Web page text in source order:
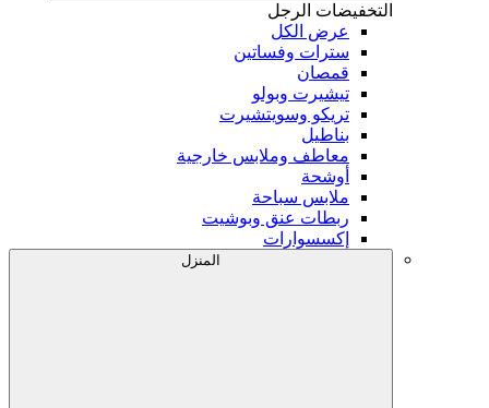
التخفيضات الرجل
عرض الكل
سترات وفساتين
قمصان
تيشيرت وبولو
تريكو وسويتشيرت
بناطيل
معاطف وملابس خارجية
أوشحة
ملابس سباحة
ربطات عنق وبوشيت
إكسسوارات
المنزل